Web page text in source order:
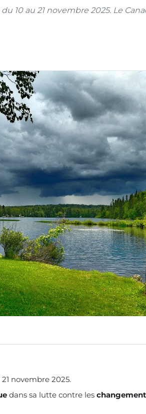
10 au 21 novembre 2025. Le
21 novembre 2025.
dans sa lutte contre les